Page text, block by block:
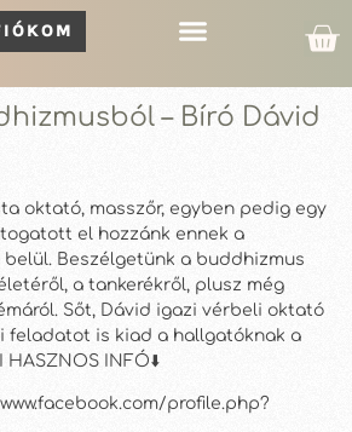
– Bíró Dávid
oktató, masszőr, egyben pedig egy
el hozzánk ennek a
Beszélgetünk a buddhizmus
a tankerékről, plusz még
Sőt, Dávid igazi vérbeli oktató
feladatot is kiad a hallgatóknak a
HASZNOS INFÓ⬇️
profile.php?